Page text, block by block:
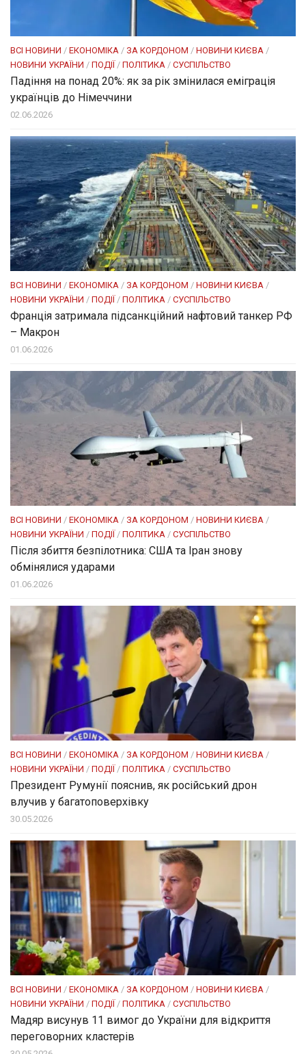
ВСІ НОВИНИ / ЕКОНОМІКА / ЗА КОРДОНОМ / НОВИНИ КИЄВА /
НОВИНИ УКРАЇНИ / ПОДІЇ / ПОЛІТИКА / СУСПІЛЬСТВО
Падіння на понад 20%: як за рік змінилася еміграція
українців до Німеччини
02.06.2026
ВСІ НОВИНИ / ЕКОНОМІКА / ЗА КОРДОНОМ / НОВИНИ КИЄВА /
НОВИНИ УКРАЇНИ / ПОДІЇ / ПОЛІТИКА / СУСПІЛЬСТВО
Франція затримала підсанкційний нафтовий танкер РФ
– Макрон
01.06.2026
ВСІ НОВИНИ / ЕКОНОМІКА / ЗА КОРДОНОМ / НОВИНИ КИЄВА /
НОВИНИ УКРАЇНИ / ПОДІЇ/ ПОЛІТИКА / СУСПІЛЬСТВО
Після збиття безпілотника: США та Іран знову
обмінялися ударами
01.06.2026
ВСІ НОВИНИ / ЕКОНОМІКА / ЗА КОРДОНОМ / НОВИНИ КИЄВА /
НОВИНИ УКРАЇНИ / ПОДІЇ/ ПОЛІТИКА / СУСПІЛЬСТВО
Президент Румунії пояснив, як російський дрон
влучив у багатоповерхівку
30.05.2026
ВСІ НОВИНИ / ЕКОНОМІКА / ЗА КОРДОНОМ / НОВИНИ КИЄВА /
НОВИНИ УКРАЇНИ / ПОДІЇ/ ПОЛІТИКА / СУСПІЛЬСТВО
Мадяр висунув 11 вимог до України для відкриття
переговорних кластерів